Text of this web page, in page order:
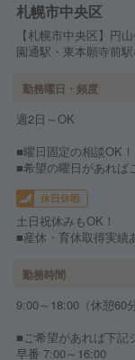
札幌市中央区
【札幌市中央区】円
園通駅・東本願寺前
勤務曜日・頻度
週2日～OK
■曜日固定の相談OK！
■希望の曜日があれば
休日休暇
土日祝休みもOK！
■産休・育休取得実績
勤務時間
9:00～18:00（休憩60分
■ご希望があれば下記
早番 7:00～16:00